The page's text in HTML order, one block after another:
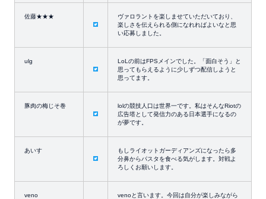
佐藤★★★
ヴァロラントを楽しませていただいており、
楽しさを伝えられる側になれればよいなと思
い応募しました。
ulg
LoLの前はFPSメインでした。「面白そう」と
思ってもらえるように少しずつ配信しようと
思ってます。
豚肉の梅じそ巻
lolの競技人口は世界一です。私はそんなRiotの
広告塔として発信力のある日本選手になるの
が夢です。
あいす
もしライオットガーディアンズになったら多
分鼻からパスタを食べる気がします。対戦よ
ろしくお願いします。
veno
venoと言います。今回は自分が楽しみながら